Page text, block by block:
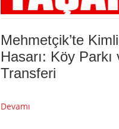
Mehmetçik’te
Hasarı: Köy
Transferi
Devamı